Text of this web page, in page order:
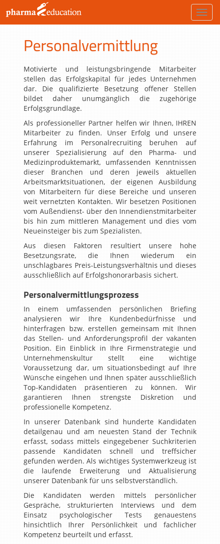
Personalvermittlung
Motivierte und leistungsbringende Mitarbeiter
stellen das Erfolgskapital für jedes Unternehmen
dar. Die qualifizierte Besetzung offener Stellen
bildet daher unumgänglich die zugehörige
Erfolgsgrundlage.
Als professioneller Partner helfen wir Ihnen, IHREN
Mitarbeiter zu finden. Unser Erfolg und unsere
Erfahrung im Personalrecruiting beruhen auf
unserer Spezialisierung auf den Pharma- und
Medizinproduktemarkt, umfassenden Kenntnissen
dieser Branchen und deren jeweils aktuellen
Arbeitsmarktsituationen, der eigenen Ausbildung
von Mitarbeitern für diese Bereiche und unseren
weit vernetzten Kontakten. Wir besetzen Positionen
vom Außendienst- über den Innendienstmitarbeiter
bis hin zum mittleren Management und dies vom
Neueinsteiger bis zum Spezialisten.
Aus diesen Faktoren resultiert unsere hohe
Besetzungsrate, die Ihnen wiederum ein
unschlagbares Preis-Leistungsverhältnis und dieses
ausschließlich auf Erfolgshonorarbasis sichert.
Personalvermittlungsprozess
In einem umfassenden persönlichen Briefing
analysieren wir Ihre Kundenbedürfnisse und
hinterfragen bzw. erstellen gemeinsam mit Ihnen
das Stellen- und Anforderungsprofil der vakanten
Position. Ein Einblick in Ihre Firmenstrategie und
Unternehmenskultur stellt eine wichtige
Voraussetzung dar, um situationsbedingt auf Ihre
Wünsche eingehen und Ihnen später ausschließlich
Top-Kandidaten präsentieren zu können. Wir
garantieren Ihnen strengste Diskretion und
professionelle Kompetenz.
In unserer Datenbank sind hunderte Kandidaten
detailgenau und am neuesten Stand der Technik
erfasst, sodass mittels eingegebener Suchkriterien
passende Kandidaten schnell und treffsicher
gefunden werden. Als wichtiges Systemwerkzeug ist
die laufende Erweiterung und Aktualisierung
unserer Datenbank für uns selbstverständlich.
Die Kandidaten werden mittels persönlicher
Gespräche, strukturierten Interviews und dem
Einsatz psychologischer Tests genauestens
hinsichtlich Ihrer Persönlichkeit und fachlicher
Kompetenz beurteilt und erfasst.